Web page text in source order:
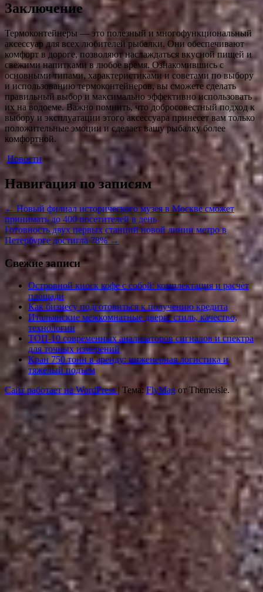
Заключение
Термоконтейнеры — это полезный и многофункциональный
аксессуар для всех любителей рыбалки. Они обеспечивают
комфорт в дороге, позволяют наслаждаться вкусной пищей и
свежими напитками в любое время. Ознакомившись с
основными типами, характеристиками и советами по выбору
и использованию термоконтейнеров, вы сможете сделать
правильный выбор и максимально эффективно использовать
их на водоеме. Важно помнить, что добросовестный подход к
выбору и эксплуатации этого аксессуара принесет вам только
положительные эмоции и сделает вашу рыбалку более
комфортной.
Новости
Навигация по записям
← Новый филиал исторического музея в Москве сможет
принимать до 400 посетителей в день
Готовность двух первых станций новой линии метро в
Петербурге достигла 78%→
Свежие записи
Островной киоск кофе с собой: комплектация и расчёт
площади
Как бизнесу подготовиться к получению кредита
Итальянские межкомнатные двери: стиль, качество,
технологии
ТОП-10 современных анализаторов сигналов и спектра
для точных измерений
Кран 750 тонн в аренду: инженерная логистика и
тяжёлый подъём
Сайт работает на WordPress | Тема:FlyMag от Themeisle.